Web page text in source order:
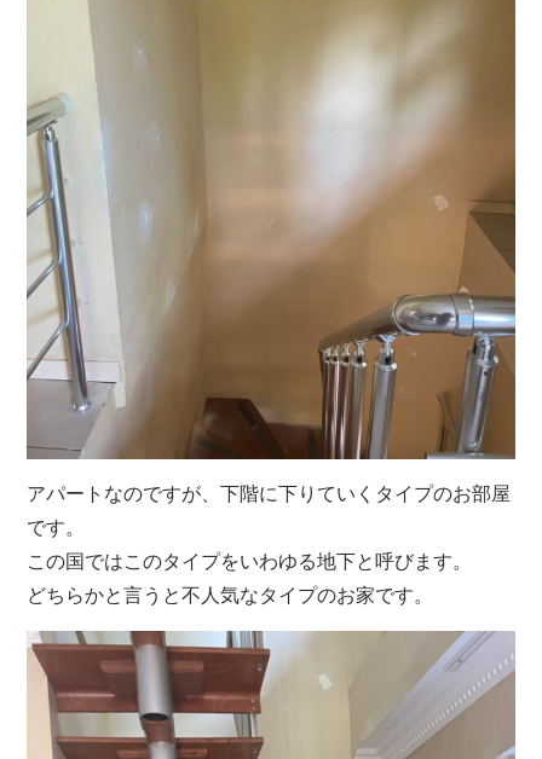
アパートなのですが、下階に下りていくタイプのお部屋
です。
この国ではこのタイプをいわゆる地下と呼びます。
どちらかと言うと不人気なタイプのお家です。